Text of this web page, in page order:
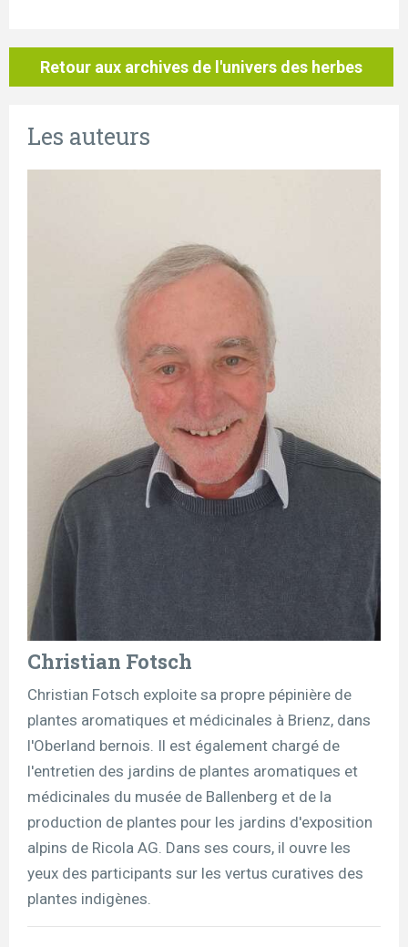
Retour aux archives de l'univers des herbes
Les auteurs
Christian Fotsch
Christian Fotsch exploite sa propre pépinière de
plantes aromatiques et médicinales à Brienz, dans
l'Oberland bernois. Il est également chargé de
l'entretien des jardins de plantes aromatiques et
médicinales du musée de Ballenberg et de la
production de plantes pour les jardins d'exposition
alpins de Ricola AG. Dans ses cours, il ouvre les
yeux des participants sur les vertus curatives des
plantes indigènes.